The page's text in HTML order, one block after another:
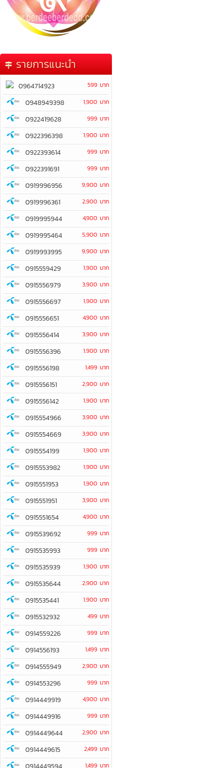
รายการแนะนำ
0964714923 599 บาท
0948949398 1,900 บาท
0922419628 999 บาท
0922396398 1,900 บาท
0922393614 999 บาท
0922391691 999 บาท
0919996956 9,900 บาท
0919996361 2,900 บาท
0919995944 4,900 บาท
0919995464 5,900 บาท
0919993995 9,900 บาท
0915559429 1,900 บาท
0915556979 3,900 บาท
0915556697 1,900 บาท
0915556651 4,900 บาท
0915556414 3,900 บาท
0915556396 1,900 บาท
0915556198 1,499 บาท
0915556151 2,900 บาท
0915556142 1,900 บาท
0915554966 3,900 บาท
0915554669 3,900 บาท
0915554199 1,900 บาท
0915553982 1,900 บาท
0915551953 1,900 บาท
0915551951 3,900 บาท
0915551654 4,900 บาท
0915539692 999 บาท
0915535993 999 บาท
0915535939 1,900 บาท
0915535644 2,900 บาท
0915535441 1,900 บาท
0915532932 499 บาท
0914559226 999 บาท
0914556193 1,499 บาท
0914555949 2,900 บาท
0914553296 999 บาท
0914449919 4,900 บาท
0914449916 999 บาท
0914449644 2,900 บาท
0914449615 2,499 บาท
1,499 บาท